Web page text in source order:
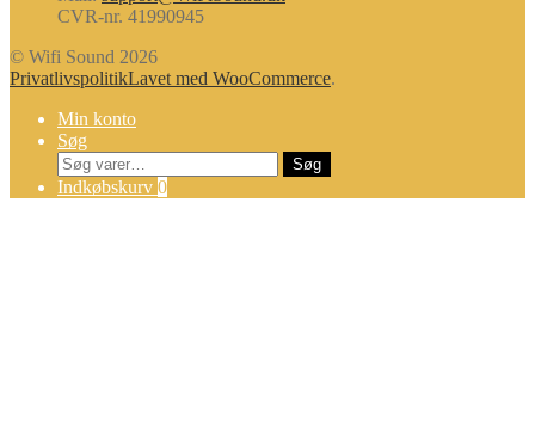
CVR-nr. 41990945
© Wifi Sound 2026
PrivatlivspolitikLavet med WooCommerce.
Min konto
Søg
Søg
efter:
Søg
Indkøbskurv 0